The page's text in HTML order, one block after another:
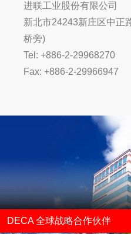
进联工业股份有限公司
新北市24243新庄区中正
桥旁)
Tel: +886-2-29968270
Fax: +886-2-29966947
DECA 全球战略合作伙伴